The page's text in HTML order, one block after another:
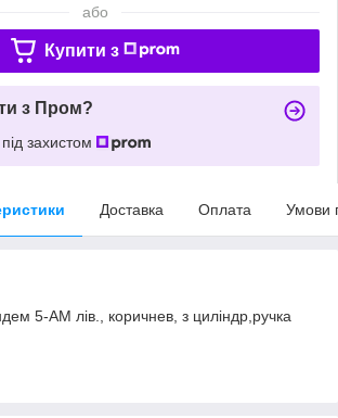
або
Купити з
з Пром?
захистом
Доставка Оплата Умови
5-АМ лiв., коричнев, з циліндр,ручка